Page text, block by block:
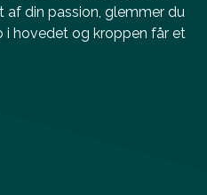
af din passion, glemmer du
i hovedet og kroppen får et